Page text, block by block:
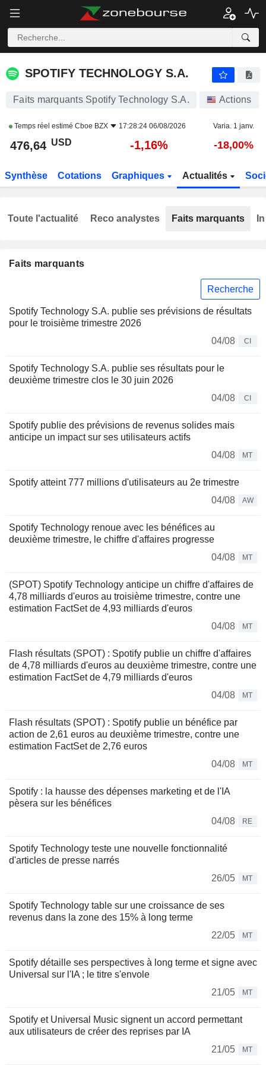
SPOTIFY TECHNOLOGY S.A.
SPOTIFY TECHNOLOGY S.A.
Faits marquants Spotify Technology S.A. Actions
Temps réel estimé Cboe BZX 17:28:24 06/08/2026 Varia. 1 janv.
476,64 USD -1,16% -18,00%
Synthèse Cotations Graphiques Actualités
Faits marquants
Recherche
Spotify Technology S.A. publie ses prévisions de résultats
pour le troisième trimestre 2026
04/08
CI
Spotify Technology S.A. publie ses résultats pour le
deuxième trimestre clos le 30 juin 2026
04/08
CI
Spotify publie des prévisions de revenus solides mais
anticipe un impact sur ses utilisateurs actifs
04/08
MT
Spotify atteint 777 millions d'utilisateurs au 2e trimestre
04/08
AW
Spotify Technology renoue avec les bénéfices au
deuxième trimestre, le chiffre d'affaires progresse
04/08
MT
(SPOT) Spotify Technology anticipe un chiffre d'affaires de
4,78 milliards d'euros au troisième trimestre, contre une
estimation FactSet de 4,93 milliards d'euros
04/08
MT
Flash résultats (SPOT) : Spotify publie un chiffre d'affaires
de 4,78 milliards d'euros au deuxième trimestre, contre une
estimation FactSet de 4,79 milliards d'euros
04/08
MT
Flash résultats (SPOT) : Spotify publie un bénéfice par
action de 2,61 euros au deuxième trimestre, contre une
estimation FactSet de 2,76 euros
04/08
MT
Spotify : la hausse des dépenses marketing et de l'IA
pèsera sur les bénéfices
04/08
RE
Spotify Technology teste une nouvelle fonctionnalité
d'articles de presse narrés
26/05
MT
Spotify Technology table sur une croissance de ses
revenus dans la zone des 15% à long terme
22/05
MT
Spotify détaille ses perspectives à long terme et signe avec
Universal sur l'IA ; le titre s'envole
21/05
MT
Spotify et Universal Music signent un accord permettant
aux utilisateurs de créer des reprises par IA
21/05
MT
Toute l'actualité Reco analystes Faits marquants